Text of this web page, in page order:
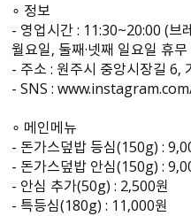
∘ 정보
- 영업시간 : 11:30~20:00 (
월요일, 둘째·넷째 일요일 휴무
- 주소 : 원주시 중앙시장길 6,
- SNS :
∘ 메인메뉴
- 돈가스덮밥 등심(150g) :
- 돈가스덮밥 안심(150g) :
- 안심 추가(50g) : 2,500원
- 특등심(180g) : 11,000원